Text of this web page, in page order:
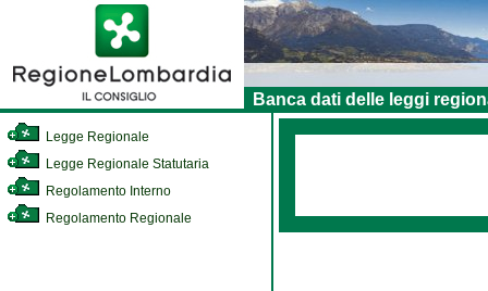
Banca dati delle leggi
Legge Regionale
Legge Regionale Statutaria
Regolamento Interno
Regolamento Regionale